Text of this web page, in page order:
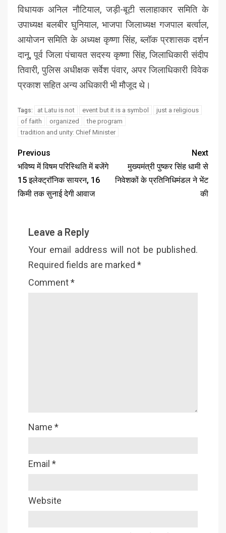
विधायक अनिल नौटियाल, जड़ी-बूटी सलाहाकार समिति के
उपाध्यक्ष बलबीर घुनियाल, भाजपा जिलाध्यक्ष गजपाल बर्त्वाल,
आयोजन समिति के अध्यक्ष कृष्णा सिंह, ब्लॉक प्रशासक दर्शन
दानू, पूर्व जिला पंचायत सदस्य कृष्णा सिंह, जिलाधिकारी संदीप
तिवारी, पुलिस अधीक्षक सर्वेश पंवार, अपर जिलाधिकारी विवेक
प्रकाश सहित अन्य अधिकारी भी मौजूद थे।
Tags: at Latu is not event but it is a symbol
just a religious
of faith
organized
the program
tradition and unity: Chief Minister
Previous
भविष्य में विषम परिस्थिति में बजेंगे
15 इलेक्ट्राॅनिक सायरन, 16
किमी तक सुनाई देगी आवाज
Next
मुख्यमंत्री पुष्कर सिंह धामी से
निवेशकों के प्रतिनिधिमंडल ने भेंट
की
Leave a Reply
Your email address will not be published.
Required fields are marked *
Comment*
Name *
Email *
Website